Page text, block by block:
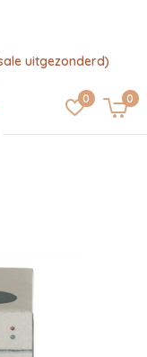
0 0
uitgezonderd)